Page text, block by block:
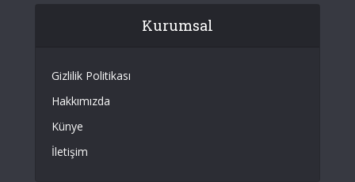
Kurumsal
Gizlilik Politikası
Hakkımızda
Künye
İletişim